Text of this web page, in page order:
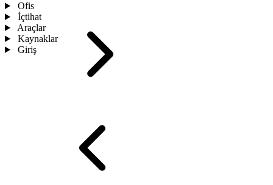
Ofis
İçtihat
Araçlar
Kaynaklar
Giriş